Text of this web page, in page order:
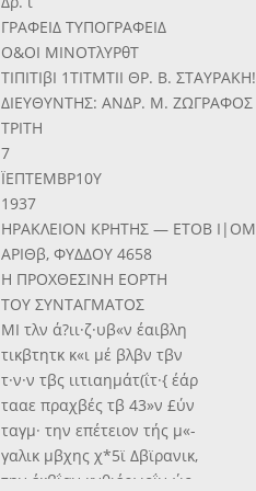
ΓΡΑΦΕΙΔ ΤΥΠΟΓΡΑΦΕΙΔ
Ο&ΟΙ ΜΙΝΟΤλΥΡθΤ
ΤΙΠΙΤΙβΙ 1ΤΙΤΜΤΙΙ ΘΡ. Β. ΣΤΑΥΡΑΚΗ!
ΔΙΕΥΘΥΝΤΗΣ: ΑΝΔΡ. Μ. ΖΩΓΡΑΦΟΣ
ΤΡΙΤΗ
7
ΪΕΠΤΕΜΒΡ10Υ
1937
ΗΡΑΚΛΕΙΟΝ ΚΡΗΤΗΣ — ΕΤΟΒ Ι|ΟΜ
ΑΡΙΘβ, ΦΥΔΔΟΥ 4658
Η ΠΡΟΧΘΕΣΙΝΗ ΕΟΡΤΗ
ΤΟΥ ΣΥΝΤΑΓΜΑΤΟΣ
ΜΙ τλν ά?ιι·ζ·υβ«ν έαιβλη
τικβτητκ κ«ι μέ βλβν τβν
τ·ν·ν τβς ιιτιαημάτ(ΐτ·{ έάρ
τααε πραχβές τβ 43»ν £ύν
ταγμ· την επέτειον τής μ«-
γαλικ μβχης χ*5ϊ Δβϊρανικ,
την έκβΐαν κνθιέρωοΐν ώς